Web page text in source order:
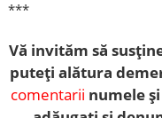
***
Vă invităm să
puteți alătura
comentarii numele